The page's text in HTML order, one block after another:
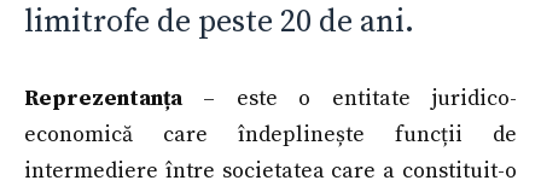
limitrofe de peste 20 de ani.
Reprezentanța– este o entitate juridico-
economică care îndeplinește funcții de
intermediere între societatea care a constituit-o